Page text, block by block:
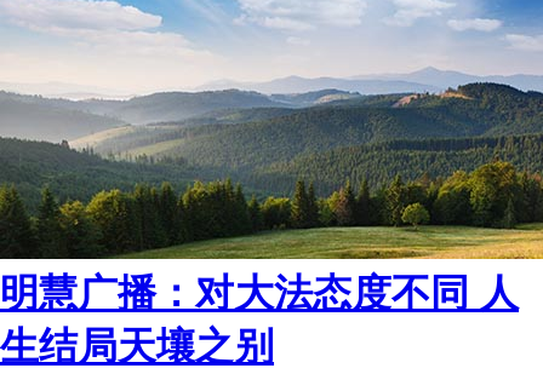
明慧广播：对大法态度不同 人
生结局天壤之别